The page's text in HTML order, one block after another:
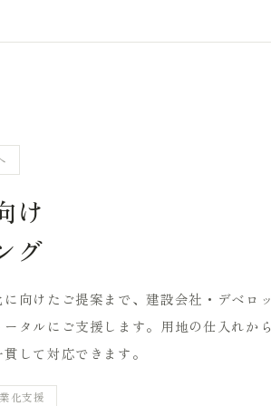
け
グ
向けたご提案まで、建設会社・デベロッ
タルにご支援します。用地の仕入れから
して対応できます。
化支援